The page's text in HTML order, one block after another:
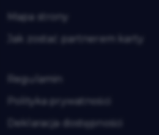
Mapa strony
Jak zostać partnerem karty
Regulamin
Polityka prywatności
Deklaracja dostępności